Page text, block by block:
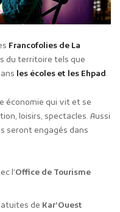
Francofolies de La
du territoire tels que
les écoles et les Ehpad.
économie qui vit et se
loisirs, spectacles. Aussi
seront engagés dans
l’Office de Tourisme
de Kar’Ouest